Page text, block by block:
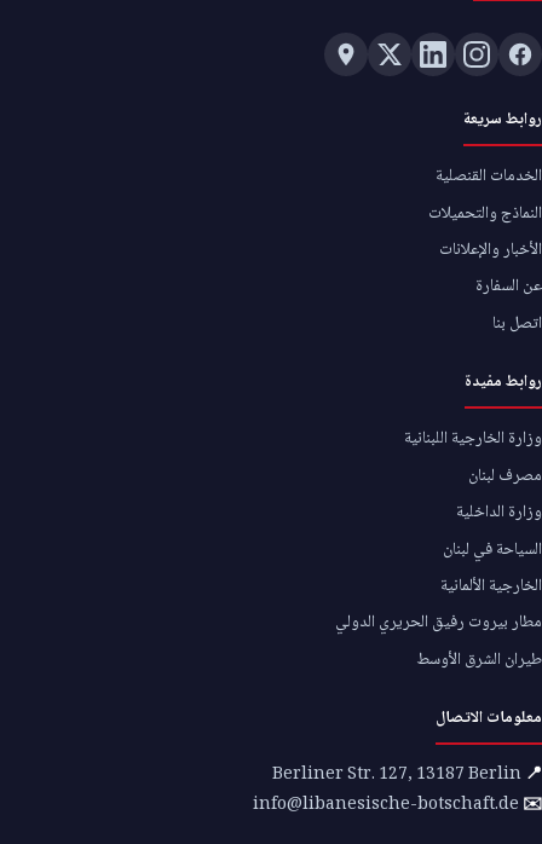
روابط سريعة
الخدمات القنصلية
النماذج والتحميلات
الأخبار والإعلانات
عن السفارة
اتصل بنا
روابط مفيدة
وزارة الخارجية اللبنانية
مصرف لبنان
وزارة الداخلية
السياحة في لبنان
الخارجية الألمانية
مطار بيروت رفيق الحريري الدولي
طيران الشرق الأوسط
معلومات الاتصال
📍
✉️
info@libanesische-botschaft.de